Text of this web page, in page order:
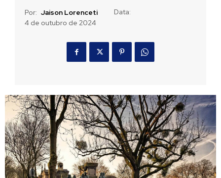
Por: Jaison Lorenceti
Data:
4 de outubro de 2024